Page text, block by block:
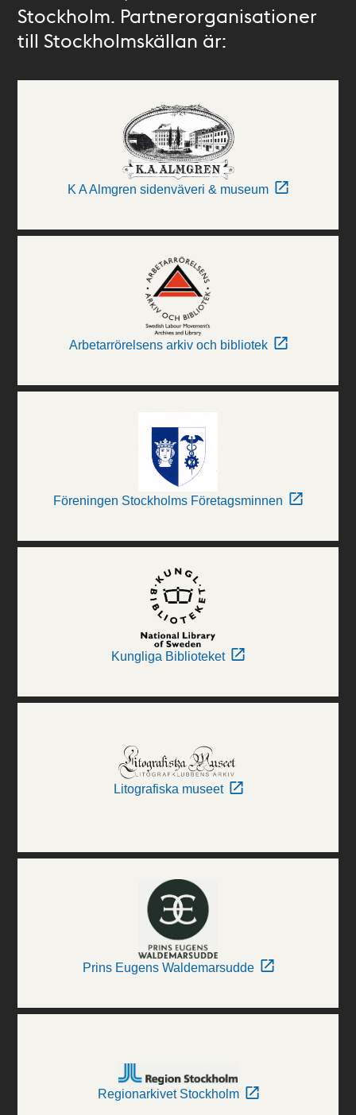
Stockholm. Partnerorganisationer
till Stockholmskällan är:
K A Almgren sidenväveri & museum
Arbetarrörelsens arkiv och bibliotek
Föreningen Stockholms Företagsminnen
Kungliga Biblioteket
Litografiska museet
Prins Eugens Waldemarsudde
Regionarkivet Stockholm